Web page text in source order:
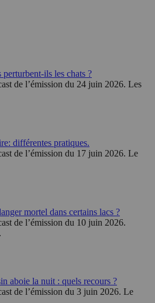
perturbent-ils les chats ?
de l’émission du 24 juin 2026. Les
différentes pratiques.
de l’émission du 17 juin 2026. Le
mortel dans certains lacs ?
de l’émission du 10 juin 2026.
aboie la nuit : quels recours ?
de l’émission du 3 juin 2026. Le